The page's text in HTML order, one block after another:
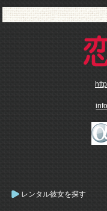
レンタル彼女と0回のオン
週間デート状況2018-2025
レンタル彼女を探す